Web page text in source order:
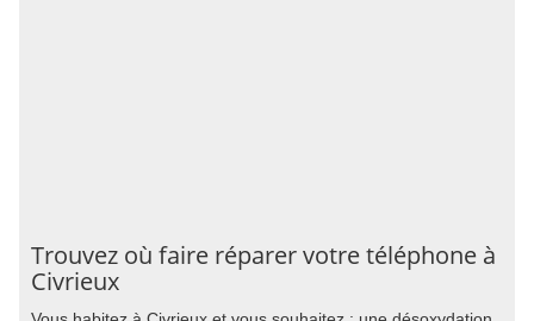
Trouvez où faire réparer votre téléphone à
Civrieux